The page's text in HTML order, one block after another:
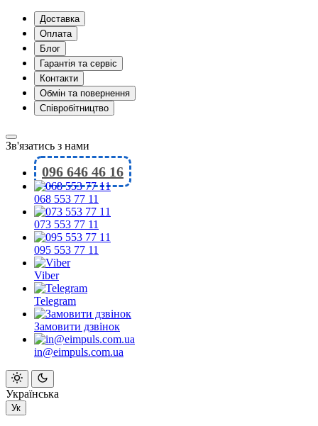
Доставка
Оплата
Блог
Гарантія та сервіс
Контакти
Обмін та повернення
Співробітництво
Зв'язатись з нами
096 646 46 16
068 553 77 11
073 553 77 11
095 553 77 11
Viber
Telegram
Замовити дзвінок
in@eimpuls.com.ua
Українська
Ук